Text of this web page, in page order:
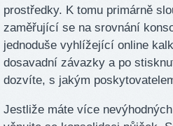
prostředky. K tomu primárně
zaměřující se na srovnání
jednoduše vyhlížející online
dosavadní závazky a po
dozvíte, s jakým
Jestliže máte více